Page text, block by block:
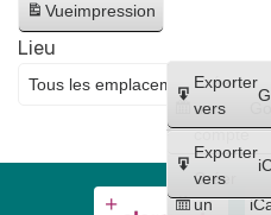
Arts
gerzatois
Vueimpression
Créer
un
compte
Créer
un
Exporter
vers
Exporter
vers
Lieu